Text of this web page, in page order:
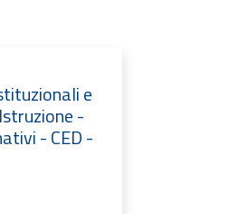
e
-
- CED -